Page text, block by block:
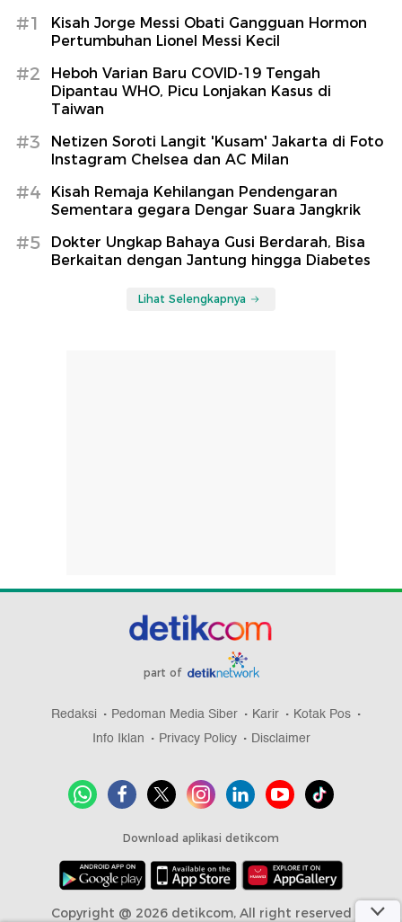
#1
Kisah Jorge Messi Obati Gangguan Hormon
Pertumbuhan Lionel Messi Kecil
#2
Heboh Varian Baru COVID-19 Tengah
Dipantau WHO, Picu Lonjakan Kasus di
Taiwan
#3
Netizen Soroti Langit 'Kusam' Jakarta di Foto
Instagram Chelsea dan AC Milan
#4
Kisah Remaja Kehilangan Pendengaran
Sementara gegara Dengar Suara Jangkrik
#5
Dokter Ungkap Bahaya Gusi Berdarah, Bisa
Berkaitan dengan Jantung hingga Diabetes
Lihat Selengkapnya
part of
Redaksi Pedoman Media Siber Karir
Kotak Pos
Info Iklan
Privacy Policy Disclaimer
Download aplikasi detikcom
Copyright @ 2026 detikcom, All right reserved